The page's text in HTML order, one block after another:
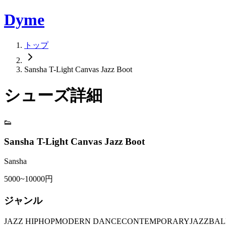
Dyme
トップ
Sansha T-Light Canvas Jazz Boot
シューズ詳細
👟
Sansha T-Light Canvas Jazz Boot
Sansha
5000~10000円
ジャンル
JAZZ HIPHOPMODERN DANCECONTEMPORARYJAZZ